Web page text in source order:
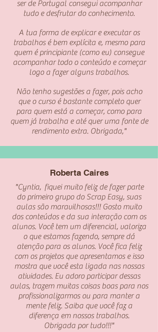
ser de Portugal consegui acompanhar
tudo e desfrutar do conhecimento.
A tua forma de explicar e executar os
trabalhos é bem explícita e, mesmo para
quem é principiante (como eu) consegue
acompanhar todo o conteúdo e começar
logo a fazer alguns trabalhos.
Não tenho sugestões a fazer, pois acho
que o curso é bastante completo quer
para quem está a começar, como para
quem já trabalha e até quer uma fonte de
rendimento extra. Obrigada,"
Roberta Caires
"Cyntia, fiquei muito feliz de fazer parte
do primeiro grupo do Scrap Easy, suas
aulas são maravilhosas!!! Gosto muito
dos conteúdos e da sua interação com os
alunos. Você tem um diferencial, valoriza
o que estamos fazendo, sempre dá
atenção para os alunos. Você fica feliz
com os projetos que apresentamos e isso
mostra que você esta ligada nas nossas
atividades. Eu adoro participar dessas
aulas, trazem muitas coisas boas para nos
profissionalizarmos ou para manter a
mente feliz. Saiba que você faz a
diferença em nossos trabalhos.
Obrigada por tudo!!!"